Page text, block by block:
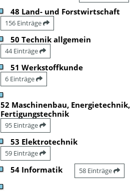
48 Land- und Forstwirtschaft
156 Einträge
50 Technik allgemein
44 Einträge
51 Werkstoffkunde
6 Einträge
52 Maschinenbau, Energietechnik,
Fertigungstechnik
95 Einträge
53 Elektrotechnik
59 Einträge
54 Informatik 58 Einträge